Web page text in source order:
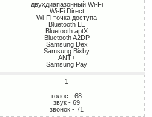
двухдиапазонный Wi-Fi
Wi-Fi Direct
Wi-Fi точка доступа
Bluetooth LE
Bluetooth aptX
Bluetooth A2DP
Samsung Dex
Samsung Bixby
ANT+
Samsung Pay
1
голос - 68
звук - 69
звонок - 71